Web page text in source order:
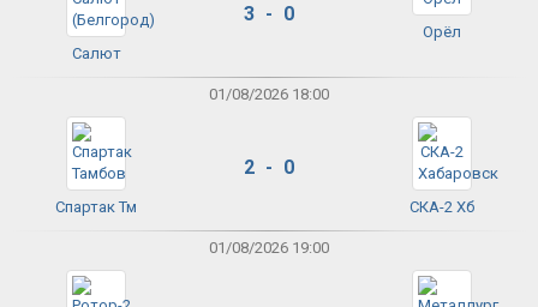
Салют
3 - 0
Орёл
01/08/2026 18:00
Спартак Тм
2 - 0
СКА-2 Хб
01/08/2026 19:00